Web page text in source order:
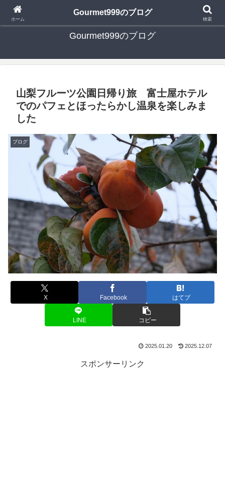
日々の食べ歩き・たまに行く旅行・子供とのお出かけを書いたブログです
Gourmet999のブログ
山梨フルーツ公園日帰り旅 富士屋ホテル
でのパフェとほったらかし温泉を楽しみま
した
ブログ
X Facebook はてブ
LINE コピー
2025.01.20 2025.12.07
スポンサーリンク
ホーム
Gourmet999のブログ
検索